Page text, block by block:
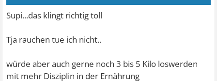
Supi...das klingt richtig toll
Tja rauchen tue ich nicht..
würde aber auch gerne noch 3 bis 5 Kilo loswerden
mit mehr Disziplin in der Ernährung